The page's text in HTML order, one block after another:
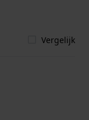
Vergelijk